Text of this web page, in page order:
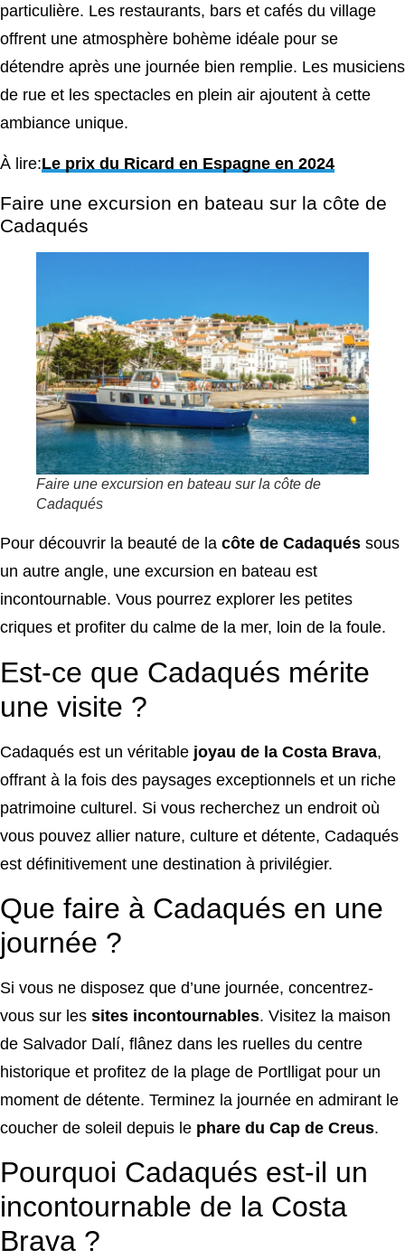
particulière. Les restaurants, bars et cafés du village
offrent une atmosphère bohème idéale pour se
détendre après une journée bien remplie. Les musiciens
de rue et les spectacles en plein air ajoutent à cette
ambiance unique.
À lire:Le prix du Ricard en Espagne en 2024
Faire une excursion en bateau sur la côte de
Cadaqués
Faire une excursion en bateau sur la côte de
Cadaqués
Pour découvrir la beauté de la côte de Cadaqués sous
un autre angle, une excursion en bateau est
incontournable. Vous pourrez explorer les petites
criques et profiter du calme de la mer, loin de la foule.
Est-ce que Cadaqués mérite
une visite ?
Cadaqués est un véritable joyau de la Costa Brava,
offrant à la fois des paysages exceptionnels et un riche
patrimoine culturel. Si vous recherchez un endroit où
vous pouvez allier nature, culture et détente, Cadaqués
est définitivement une destination à privilégier.
Que faire à Cadaqués en une
journée ?
Si vous ne disposez que d’une journée, concentrez-
vous sur les sites incontournables. Visitez la maison
de Salvador Dalí, flânez dans les ruelles du centre
historique et profitez de la plage de Portlligat pour un
moment de détente. Terminez la journée en admirant le
coucher de soleil depuis le phare du Cap de Creus.
Pourquoi Cadaqués est-il un
incontournable de la Costa
Brava ?